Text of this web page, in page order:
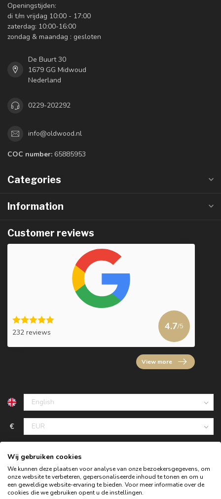
Openingstijden:
di t/m vrijdag 10:00 - 17:00
zaterdag: 10:00-16:00
zondag & maandag : gesloten
De Buurt 30
1679 GG Midwoud
Nederland
0229-202292
info@oldwood.nl
COC number: 65885953
Categories
Information
Customer reviews
232 reviews
4.7/5
View more
€
Wij gebruiken cookies
We kunnen deze plaatsen voor analyse van onze bezoekersgegevens, om
onze website te verbeteren, gepersonaliseerde inhoud te tonen en om u
een geweldige website-ervaring te bieden. Voor meer informatie over de
cookies die we gebruiken opent u de instellingen.